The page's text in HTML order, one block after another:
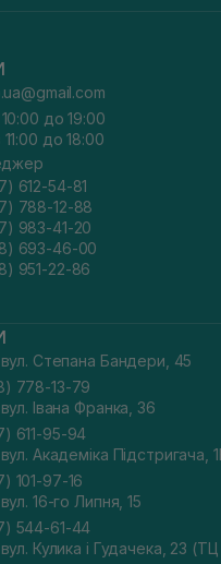
до 19:00
до 18:00
612-54-81
788-12-88
983-41-20
693-46-00
951-22-86
вул. Степана Бандери, 45
778-13-79
Івана Франка, 36
611-95-94
Академіка Підстригача,
101-97-16
16-го Липня, 15
544-61-44
Кулика і Гудачека, 23